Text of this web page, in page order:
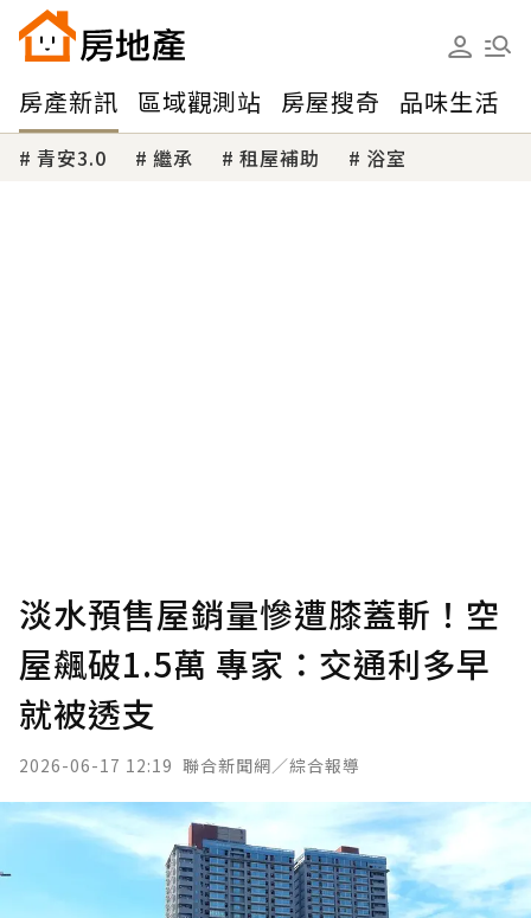
房產新訊 區域觀測站 房屋搜奇 品味生活
青安3.0 繼承 租屋補助 浴室
淡水預售屋銷量慘遭膝蓋斬！空
屋飆破1.5萬 專家：交通利多早
就被透支
2026-06-17 12:19 聯合新聞網／綜合報導